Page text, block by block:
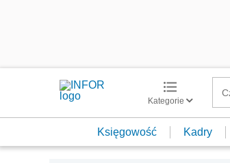
Kategorie
Księgowość Kadry